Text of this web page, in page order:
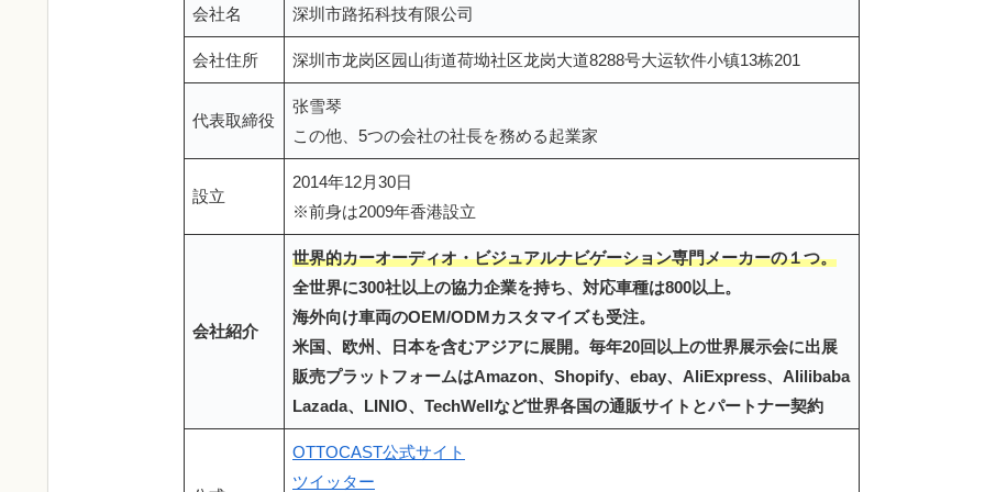
会社名 深圳市路拓科技有限公司
会社住所 深圳市龙岗区园山街道荷坳社区龙岗大道8288号大运软件小镇13栋201
代表取締役
张雪琴
この他、5つの会社の社長を務める起業家
設立
2014年12月30日
※前身は2009年香港設立
会社紹介
世界的カーオーディオ・ビジュアルナビゲーション専門メーカーの１つ。
全世界に300社以上の協力企業を持ち、対応車種は800以上。
海外向け車両のOEM/ODMカスタマイズも受注。
米国、欧州、日本を含むアジアに展開。毎年20回以上の世界展示会に出展
販売プラットフォームはAmazon、Shopify、ebay、AliExpress、Alilibaba
Lazada、LINIO、TechWellなど世界各国の通販サイトとパートナー契約
OTTOCAST公式サイト
ツイッター